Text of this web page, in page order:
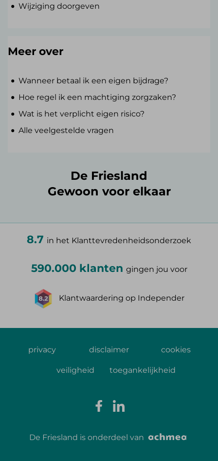
Wijziging doorgeven
Meer over
Wanneer betaal ik een eigen bijdrage?
Hoe regel ik een machtiging zorgzaken?
Wat is het verplicht eigen risico?
Alle veelgestelde vragen
De Friesland
Gewoon voor elkaar
8.7 in het Klanttevredenheidsonderzoek
590.000 klanten gingen jou voor
Klantwaardering op Independer
privacy disclaimer cookies
veiligheid toegankelijkheid
De Friesland is onderdeel van